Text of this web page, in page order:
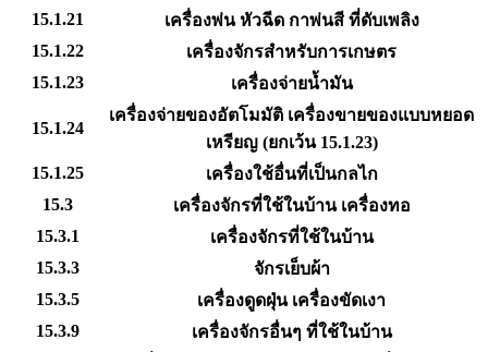
15.1.21
เครื่องพ่น หัวฉีด กาพ่นสี ที่ดับเพลิง
15.1.22
เครื่องจักรสำหรับการเกษตร
15.1.23
เครื่องจ่ายน้ำมัน
15.1.24
เครื่องจ่ายของอัตโมมัติ เครื่องขายของแบบหยอด
เหรียญ (ยกเว้น 15.1.23)
15.1.25
เครื่องใช้อื่นที่เป็นกลไก
15.3
เครื่องจักรที่ใช้ในบ้าน เครื่องทอ
15.3.1
เครื่องจักรที่ใช้ในบ้าน
15.3.3
จักรเย็บผ้า
15.3.5
เครื่องดูดฝุ่น เครื่องขัดเงา
15.3.9
เครื่องจักรอื่นๆ ที่ใช้ในบ้าน